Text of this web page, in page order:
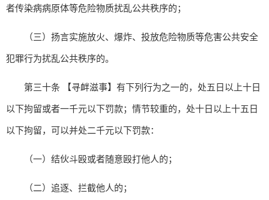
者传染病病原体等危险物质扰乱公共秩序的；
（三）扬言实施放火、爆炸、投放危险物质等危害公共安全
犯罪行为扰乱公共秩序的。
第三十条 【寻衅滋事】有下列行为之一的，处五日以上十日
以下拘留或者一千元以下罚款；情节较重的，处十日以上十五日
以下拘留，可以并处二千元以下罚款：
（一）结伙斗殴或者随意殴打他人的；
（二）追逐、拦截他人的；